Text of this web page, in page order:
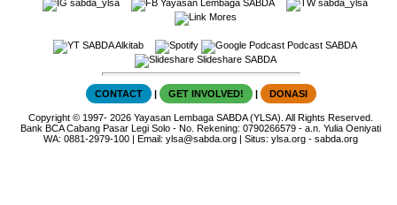
sabda_ylsa Yayasan Lembaga SABDA
sabda_ylsa
Mores
SABDA Alkitab
Podcast SABDA
Slideshare SABDA
CONTACT | GET INVOLVED! | DONASI
Copyright © 1997-2026Yayasan Lembaga SABDA (YLSA). All Rights Reserved.
Bank BCA Cabang Pasar Legi Solo - No. Rekening: 0790266579 - a.n. Yulia Oeniyati
WA:0881-2979-100 | Email:ylsa@sabda.org | Situs:ylsa.org -sabda.org